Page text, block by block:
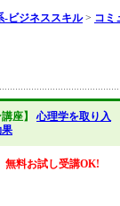
-ビジネススキル> コミ
講座】心理学を取り入
無料お試し受講OK!